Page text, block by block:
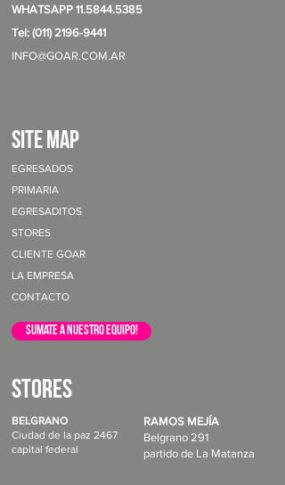
WHATSAPP 11.5844.5385
Tel: (011) 2196-9441
INFO@GOAR.COM.AR
site map
EGRESADOS
PRIMARIA
EGRESADITOS
STORES
CLIENTE GOAR
LA EMPRESA
CONTACTO
sumate a nuestro equipo!
STORES
BELGRANO
Ciudad de la paz 2467
capital federal
RAMOS MEJÍA
Belgrano 291
partido de La Matanza